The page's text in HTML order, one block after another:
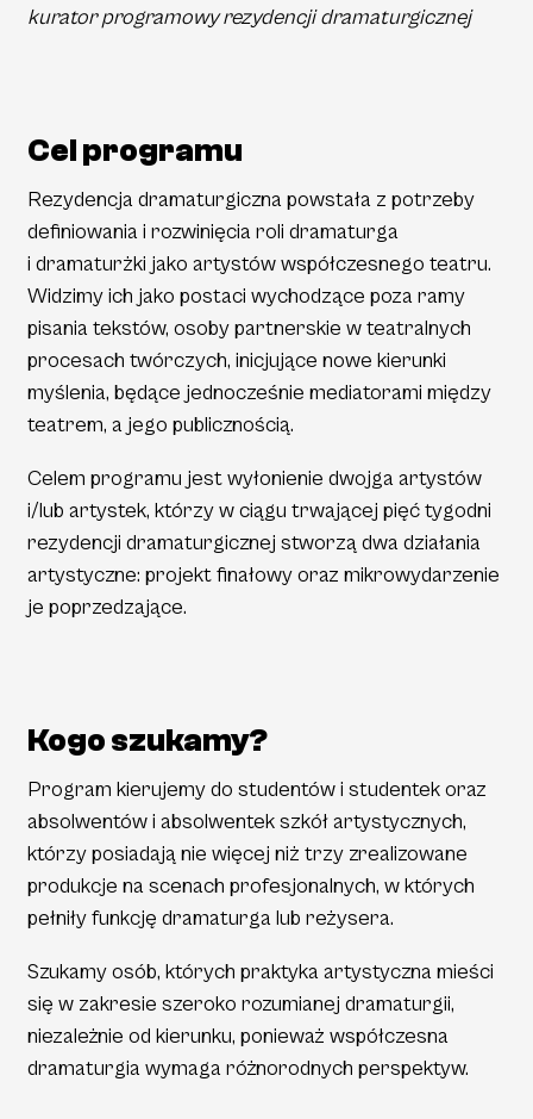
kurator programowy rezydencji dramaturgicznej
Cel programu
Rezydencja dramaturgiczna powstała z potrzeby
definiowania i rozwinięcia roli dramaturga
i dramaturżki jako artystów współczesnego teatru.
Widzimy ich jako postaci wychodzące poza ramy
pisania tekstów, osoby partnerskie w teatralnych
procesach twórczych, inicjujące nowe kierunki
myślenia, będące jednocześnie mediatorami między
teatrem, a jego publicznością.
Celem programu jest wyłonienie dwojga artystów
i/lub artystek, którzy w ciągu trwającej pięć tygodni
rezydencji dramaturgicznej stworzą dwa działania
artystyczne: projekt finałowy oraz mikrowydarzenie
je poprzedzające.
Kogo szukamy?
Program kierujemy do studentów i studentek oraz
absolwentów i absolwentek szkół artystycznych,
którzy posiadają nie więcej niż trzy zrealizowane
produkcje na scenach profesjonalnych, w których
pełniły funkcję dramaturga lub reżysera.
Szukamy osób, których praktyka artystyczna mieści
się w zakresie szeroko rozumianej dramaturgii,
niezależnie od kierunku, ponieważ współczesna
dramaturgia wymaga różnorodnych perspektyw.